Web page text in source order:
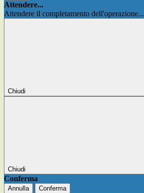
Attendere...
Attendere il completamento dell'operazione...
Chiudi
Chiudi
Conferma
Annulla Conferma